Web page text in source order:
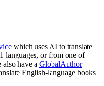
which uses AI to translate
languages, or from one of
also have a GlobalAuthor
English-language books